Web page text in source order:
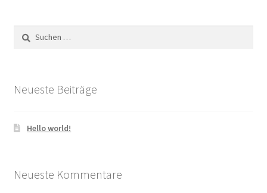
Suchen
nach:
Neueste Beiträge
Hello world!
Neueste Kommentare